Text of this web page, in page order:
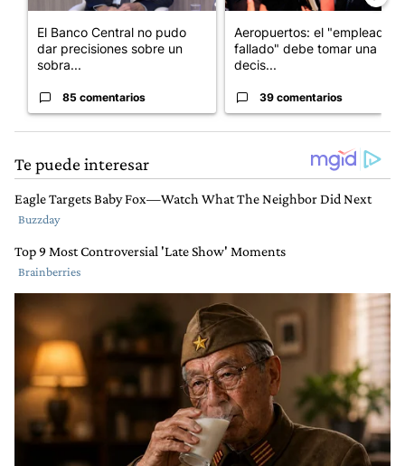
El Banco Central no pudo
dar precisiones sobre un
sobra...
85 comentarios
Aeropuertos: el "empleado
fallado" debe tomar una
decis...
39 comentarios